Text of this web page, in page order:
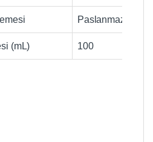
Paslanmaz çelik
(mL) 100